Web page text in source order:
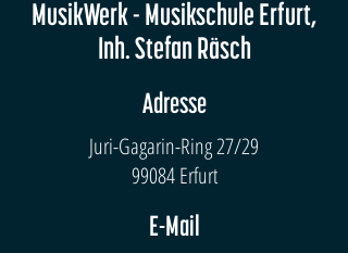
MusikWerk - Musikschule Erfurt,
Inh. Stefan Räsch
Adresse
Juri-Gagarin-Ring 27/29
99084 Erfurt
E-Mail